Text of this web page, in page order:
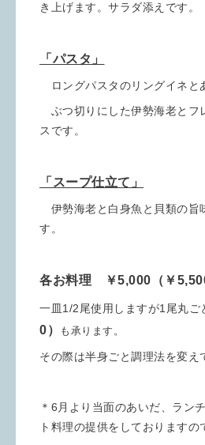
き上げます。サラダ添えです。
「パスタ」
ロングパスタのリングイネと
ぶつ切りにした伊勢海老とフ
スです。
「スープ仕立て」
伊勢海老と白身魚と貝類の旨
す。
各お料理 ￥5,000（￥
一皿1/2尾使用しますが1尾丸ご
0）
も承ります。
その際は半身ごと調理法を変え
＊6月より当面のあいだ、ラン
ト料理の提供をしておりますの